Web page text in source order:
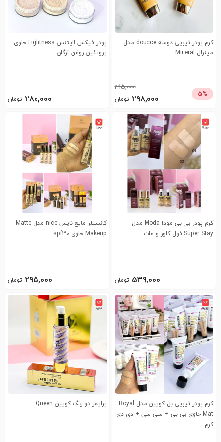
کرم پودر تیوپی دوسه doucce مدل
مینرال Mineral
315,000
298,000 تومان 5%
پودر فیکس لایتنس Lightness حاوی
پروتئین روغن آرگان
280,000 تومان
کرم پودر بی بی مودا Moda مدل
Super Stay فول کاور و مات
539,000 تومان
کانسیلر مایع نایس nice مدل Matte
Makeup حاوی spf30
295,000 تومان
کرم پودر تیوپی بل کویین مدل Royal
Mat حاوی بی بی + سی سی + دی دی
کرم
پرایمر دو رنگ کویین Queen